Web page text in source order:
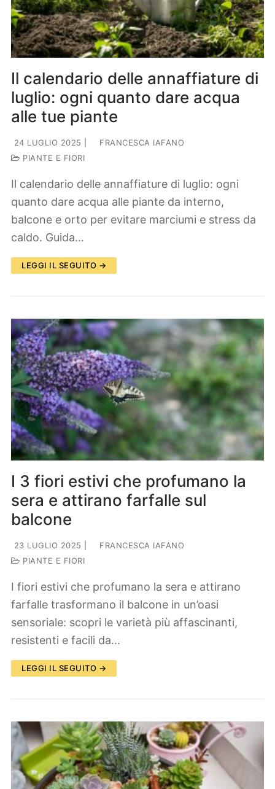
Piante e fiori
Lifestyle
Viaggi
Zodiaco
Il calendario delle annaffiature di
luglio: ogni quanto dare acqua
alle tue piante
24 LUGLIO 2025
FRANCESCA IAFANO
PIANTE E FIORI
Il calendario delle annaffiature di luglio: ogni
quanto dare acqua alle piante da interno,
balcone e orto per evitare marciumi e stress da
caldo. Guida…
LEGGI IL SEGUITO →
I 3 fiori estivi che profumano la
sera e attirano farfalle sul
balcone
23 LUGLIO 2025
FRANCESCA IAFANO
PIANTE E FIORI
I fiori estivi che profumano la sera e attirano
farfalle trasformano il balcone in un’oasi
sensoriale: scopri le varietà più affascinanti,
resistenti e facili da…
LEGGI IL SEGUITO →